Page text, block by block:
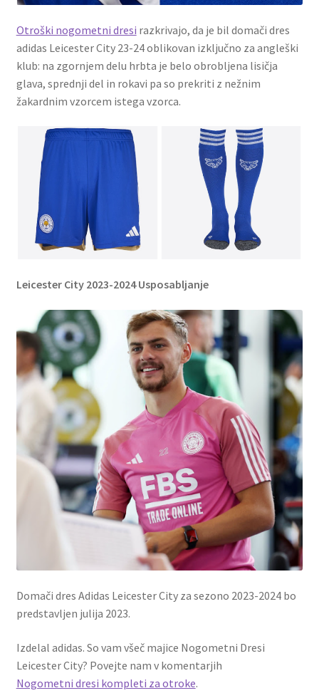
Otroški nogometni dresi razkrivajo, da je bil domači dres
adidas Leicester City 23-24 oblikovan izključno za angleški
klub: na zgornjem delu hrbta je belo obrobljena lisičja
glava, sprednji del in rokavi pa so prekriti z nežnim
žakardnim vzorcem istega vzorca.
Leicester City 2023-2024 Usposabljanje
Domači dres Adidas Leicester City za sezono 2023-2024 bo
predstavljen julija 2023.
Izdelal adidas. So vam všeč majice Nogometni Dresi
Leicester City? Povejte nam v komentarjih
Nogometni dresi kompleti za otroke.